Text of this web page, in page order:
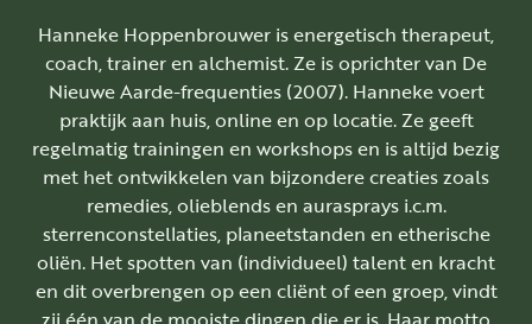
Hanneke Hoppenbrouwer is energetisch therapeut,
coach, trainer en alchemist. Ze is oprichter van De
Nieuwe Aarde-frequenties (2007). Hanneke voert
praktijk aan huis, online en op locatie. Ze geeft
regelmatig trainingen en workshops en is altijd bezig
met het ontwikkelen van bijzondere creaties zoals
remedies, olieblends en aurasprays i.c.m.
sterrenconstellaties, planeetstanden en etherische
oliën. Het spotten van (individueel) talent en kracht
en dit overbrengen op een cliënt of een groep, vindt
zij één van de mooiste dingen die er is. Haar motto